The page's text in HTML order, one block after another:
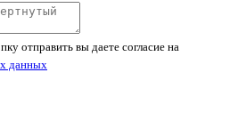
отправить вы даете согласие на
данных